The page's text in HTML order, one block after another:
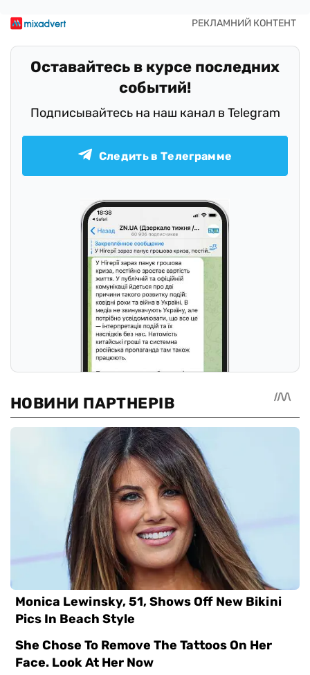
Оставайтесь в курсе последних
событий!
Подписывайтесь на наш канал в Telegram
Следить в Телеграмме